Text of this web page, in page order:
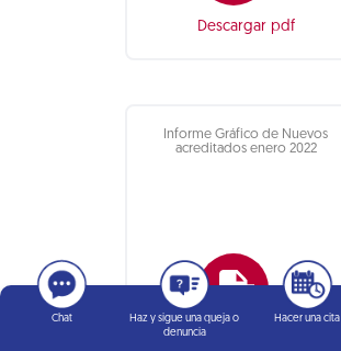
Descargar pdf
Informe Gráfico de Nuevos
acreditados enero 2022
Chat
Haz y sigue una queja o
denuncia
Hacer una cita